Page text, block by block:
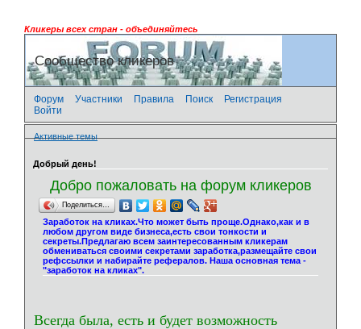
Кликеры всех стран - объединяйтесь
Сообщество кликеров
Форум Участники Правила Поиск
Регистрация
Войти
Активные темы
Добрый день!
Добро пожаловать на форум кликеров
Поделиться…
Заработок на кликах.Что может быть проще.Однако,как и в
любом другом виде бизнеса,есть свои тонкости и
секреты.Предлагаю всем заинтересованным кликерам
обмениваться своими секретами заработка,размещайте свои
рефссылки и набирайте рефералов. Наша основная тема -
"заработок на кликах".
Всегда была, есть и будет возможность